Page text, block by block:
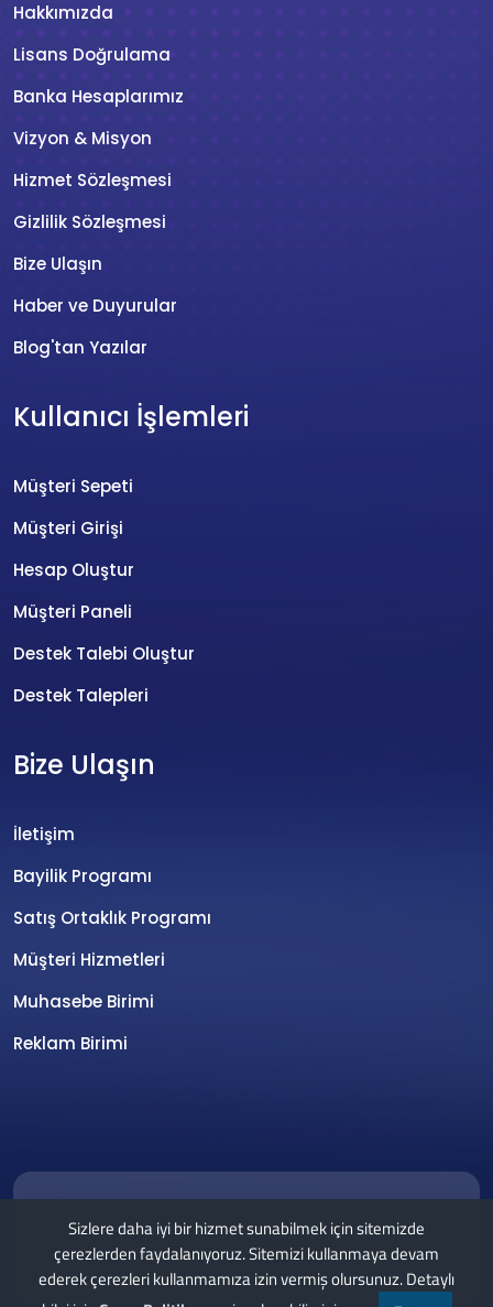
Hakkımızda
Lisans Doğrulama
Banka Hesaplarımız
Vizyon & Misyon
Hizmet Sözleşmesi
Gizlilik Sözleşmesi
Bize Ulaşın
Haber ve Duyurular
Blog'tan Yazılar
Kullanıcı İşlemleri
Müşteri Sepeti
Müşteri Girişi
Hesap Oluştur
Müşteri Paneli
Destek Talebi Oluştur
Destek Talepleri
Bize Ulaşın
İletişim
Bayilik Programı
Satış Ortaklık Programı
Müşteri Hizmetleri
Muhasebe Birimi
Reklam Birimi
Copyright © 2026 Tüm Hakları Saklıdır.
Sizlere daha iyi bir hizmet sunabilmek için sitemizde
çerezlerden faydalanıyoruz. Sitemizi kullanmaya devam
ederek çerezleri kullanmamıza izin vermiş olursunuz. Detaylı